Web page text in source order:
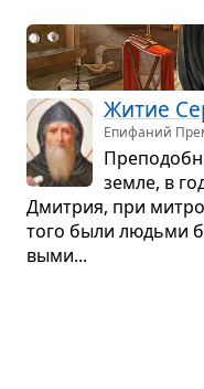
Житие
Епифаний
земле, в
Дмит­рия, при
того были людьми
выми...